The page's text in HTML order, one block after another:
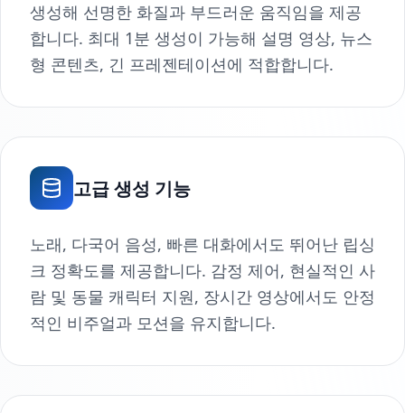
생성해 선명한 화질과 부드러운 움직임을 제공
합니다. 최대 1분 생성이 가능해 설명 영상, 뉴스
형 콘텐츠, 긴 프레젠테이션에 적합합니다.
고급 생성 기능
노래, 다국어 음성, 빠른 대화에서도 뛰어난 립싱
크 정확도를 제공합니다. 감정 제어, 현실적인 사
람 및 동물 캐릭터 지원, 장시간 영상에서도 안정
적인 비주얼과 모션을 유지합니다.